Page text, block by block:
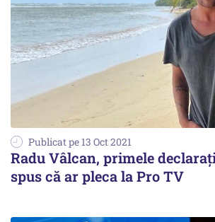
Publicat pe 13 Oct 2021
Radu Vâlcan, primele
spus că ar pleca la Pro TV